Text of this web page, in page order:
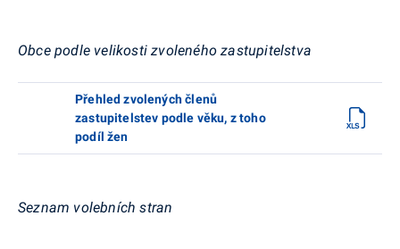
Obce podle velikosti zvoleného zastupitelstva
Přehled zvolených členů
zastupitelstev podle věku, z toho
podíl žen
Seznam volebních stran